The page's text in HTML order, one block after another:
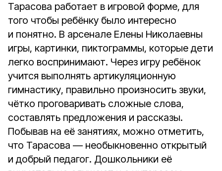
Тарасова работает в игровой форме, для
того чтобы ребёнку было интересно
и понятно. В арсенале Елены Николаевны
игры, картинки, пиктограммы, которые дети
легко воспринимают. Через игру ребёнок
учится выполнять артикуляционную
гимнастику, правильно произносить звуки,
чётко проговаривать сложные слова,
составлять предложения и рассказы.
Побывав на её занятиях, можно отметить,
что Тарасова — необыкновенно открытый
и добрый педагог. Дошкольники её